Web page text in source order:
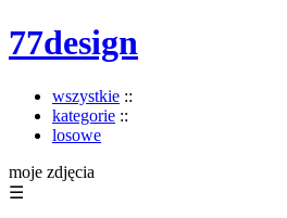
77design
wszystkie ::
kategorie ::
losowe
moje zdjęcia
☰